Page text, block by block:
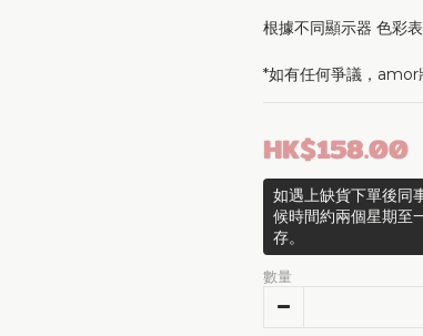
根據不同顯示器 色彩
*如有任何爭議，amor
HK$158.00
如遇上缺貨下單後同
候時間約兩個星期至
存。
數量